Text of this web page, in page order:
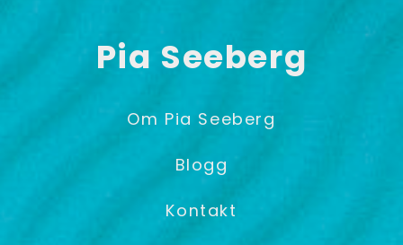
Pia Seeberg
Om Pia Seeberg
Blogg
Kontakt